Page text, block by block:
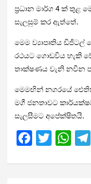
ප්‍රධාන මාර්ග 4 ක් තුළ
සැලසුම් කර ඇත්තේ.
මෙම ව්‍යාපෘතිය
රථයට ගොඩවිය හැකි
තාක්ෂණය වැනි නවීන
මෙමඟින් නගරයේ
මගී ජනතාවට
සැලසීමට අපේක්ෂිතයි.
F
ce
T
tt
W
at